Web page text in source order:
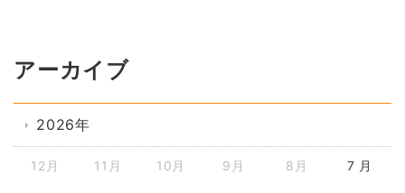
アーカイブ
2026年
12月 11月 10月 9月 8月 7 月